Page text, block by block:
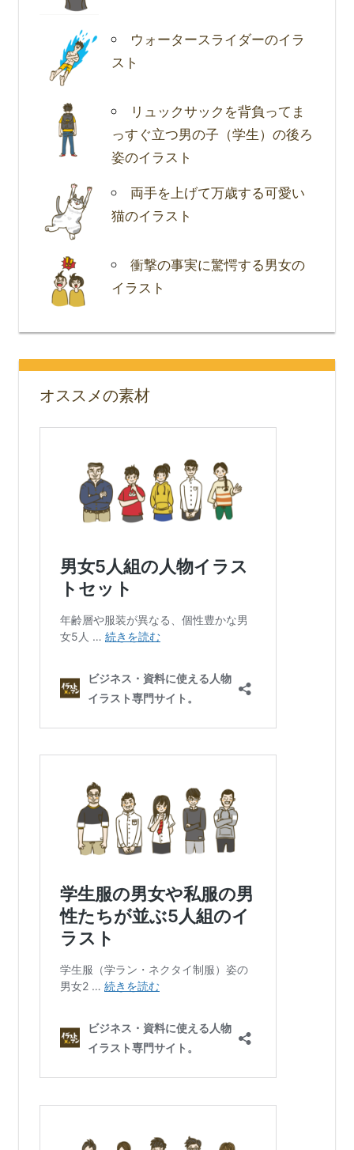
ウォータースライダーのイラ
スト
リュックサックを背負ってま
っすぐ立つ男の子（学生）の後ろ
姿のイラスト
両手を上げて万歳する可愛い
猫のイラスト
衝撃の事実に驚愕する男女の
イラスト
オススメの素材